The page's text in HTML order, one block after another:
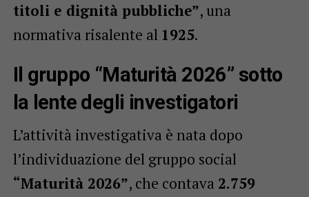
titoli e dignità pubbliche”, una
normativa risalente al 1925.
Il gruppo “Maturità 2026” sotto
la lente degli investigatori
L’attività investigativa è nata dopo
l’individuazione del gruppo social
“Maturità 2026”, che contava 2.759